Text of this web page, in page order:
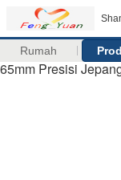
Rumah
65mm Presisi